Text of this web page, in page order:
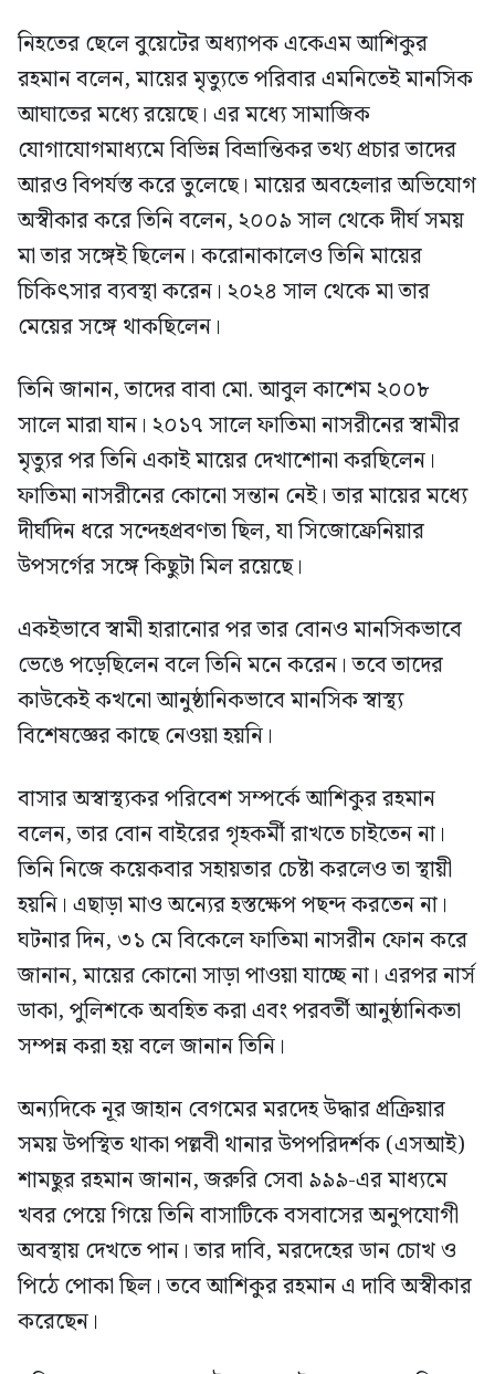
নিহতের ছেলে বুয়েটের অধ্যাপক একেএম আশিকুর
রহমান বলেন, মায়ের মৃত্যুতে পরিবার এমনিতেই মানসিক
আঘাতের মধ্যে রয়েছে। এর মধ্যে সামাজিক
যোগাযোগমাধ্যমে বিভিন্ন বিভ্রান্তিকর তথ্য প্রচার তাদের
আরও বিপর্যস্ত করে তুলেছে। মায়ের অবহেলার অভিযোগ
অস্বীকার করে তিনি বলেন, ২০০৯ সাল থেকে দীর্ঘ সময়
মা তার সঙ্গেই ছিলেন। করোনাকালেও তিনি মায়ের
চিকিৎসার ব্যবস্থা করেন। ২০২৪ সাল থেকে মা তার
মেয়ের সঙ্গে থাকছিলেন।
তিনি জানান, তাদের বাবা মো. আবুল কাশেম ২০০৮
সালে মারা যান। ২০১৭ সালে ফাতিমা নাসরীনের স্বামীর
মৃত্যুর পর তিনি একাই মায়ের দেখাশোনা করছিলেন।
ফাতিমা নাসরীনের কোনো সন্তান নেই। তার মায়ের মধ্যে
দীর্ঘদিন ধরে সন্দেহপ্রবণতা ছিল, যা সিজোফ্রেনিয়ার
উপসর্গের সঙ্গে কিছুটা মিল রয়েছে।
একইভাবে স্বামী হারানোর পর তার বোনও মানসিকভাবে
ভেঙে পড়েছিলেন বলে তিনি মনে করেন। তবে তাদের
কাউকেই কখনো আনুষ্ঠানিকভাবে মানসিক স্বাস্থ্য
বিশেষজ্ঞের কাছে নেওয়া হয়নি।
বাসার অস্বাস্থ্যকর পরিবেশ সম্পর্কে আশিকুর রহমান
বলেন, তার বোন বাইরের গৃহকর্মী রাখতে চাইতেন না।
তিনি নিজে কয়েকবার সহায়তার চেষ্টা করলেও তা স্থায়ী
হয়নি। এছাড়া মাও অন্যের হস্তক্ষেপ পছন্দ করতেন না।
ঘটনার দিন, ৩১ মে বিকেলে ফাতিমা নাসরীন ফোন করে
জানান, মায়ের কোনো সাড়া পাওয়া যাচ্ছে না। এরপর নার্স
ডাকা, পুলিশকে অবহিত করা এবং পরবর্তী আনুষ্ঠানিকতা
সম্পন্ন করা হয় বলে জানান তিনি।
অন্যদিকে নূর জাহান বেগমের মরদেহ উদ্ধার প্রক্রিয়ার
সময় উপস্থিত থাকা পল্লবী থানার উপপরিদর্শক (এসআই)
শামছুর রহমান জানান, জরুরি সেবা ৯৯৯-এর মাধ্যমে
খবর পেয়ে গিয়ে তিনি বাসাটিকে বসবাসের অনুপযোগী
অবস্থায় দেখতে পান। তার দাবি, মরদেহের ডান চোখ ও
পিঠে পোকা ছিল। তবে আশিকুর রহমান এ দাবি অস্বীকার
করেছেন।